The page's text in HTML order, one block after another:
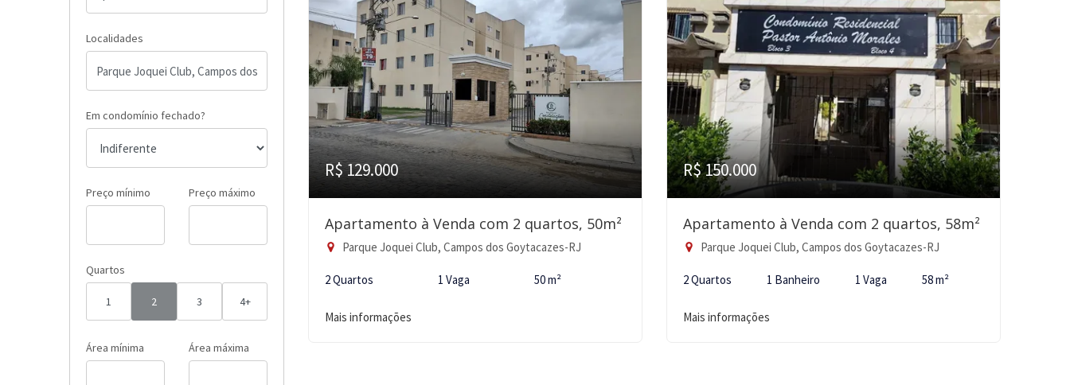
Localidades
Em condomínio fechado?
Preço mínimo Preço máximo
Quartos
1 2 3 4+
Área mínima Área máxima
R$ 129.000
Apartamento à Venda com 2 quartos, 50m²
Parque Joquei Club, Campos dos Goytacazes-RJ
2 Quartos 1 Vaga 50 m²
Mais informações
R$ 150.000
Apartamento à Venda com 2 quartos, 58m²
Parque Joquei Club, Campos dos Goytacazes-RJ
2 Quartos 1 Banheiro 1 Vaga 58 m²
Mais informações